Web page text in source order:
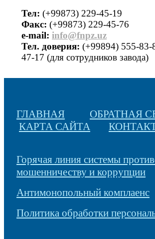
Тел: (+99873) 229-45-19
Факс: (+99873) 229-45-76
е-mail: info@fnpz.uz
Тел. доверия: (+99894) 555-83-
47-17 (для сотрудников завода)
ГЛАВНАЯ
ОБРАТНАЯ
КАРТА САЙТА
Горячая линия системы
мошенничеству и коррупции
Антимонопольный комплаенс
Политика обработки